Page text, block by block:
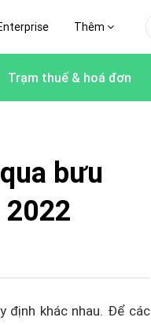
Thêm
Trạm thuế & hoá đơn
bưu
định khác nhau. Để các